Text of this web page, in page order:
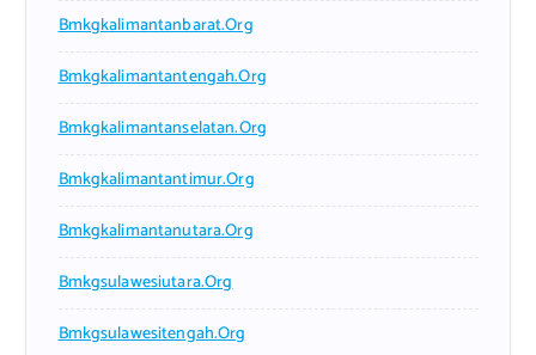
Bmkgkalimantanbarat.org
Bmkgkalimantantengah.org
Bmkgkalimantanselatan.org
Bmkgkalimantantimur.org
Bmkgkalimantanutara.org
Bmkgsulawesiutara.org
Bmkgsulawesitengah.org